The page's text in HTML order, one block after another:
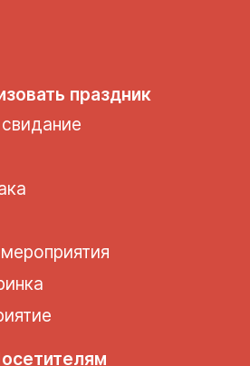
праздник